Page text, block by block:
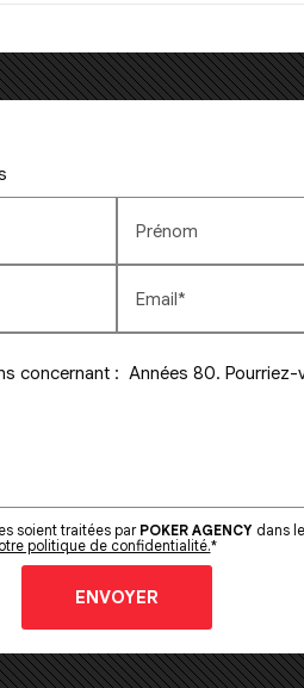
Prénom
Email*
soient traitées par POKER AGENCYdans
politique de confidentialité.*